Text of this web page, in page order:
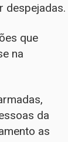
despejadas.
que
na
da
as